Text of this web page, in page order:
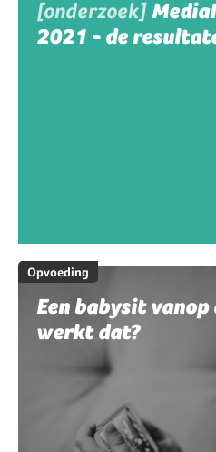
[onderzoek]
2021 - de
Opvoeding
Een babysit
werkt dat?